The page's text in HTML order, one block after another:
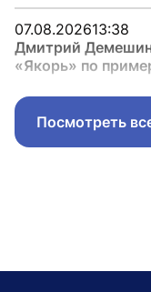
07.08.202613:38
Дмитрий Демешин
«Якорь» по
Посмотреть